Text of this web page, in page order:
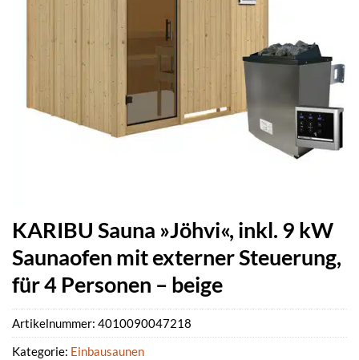
KARIBU Sauna »Jöhvi«, inkl. 9 kW
Saunaofen mit externer Steuerung,
für 4 Personen – beige
Artikelnummer: 4010090047218
Kategorie: Einbausaunen